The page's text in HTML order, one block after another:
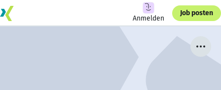
Anmelden
Job posten